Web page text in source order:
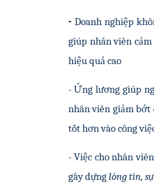
- Doanh nghiệp
giúp nhân viên
hiệu quả cao
- Ứng lương giúp
nhân viên giảm
tốt hơn vào công
- Việc cho nhân
gây dựng lòng tin,